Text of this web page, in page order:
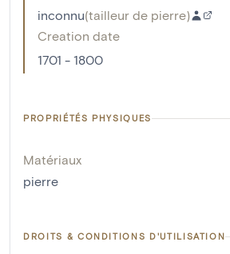
inconnu(tailleur de pierre)
Creation date
1701 - 1800
PROPRIÉTÉS PHYSIQUES
Matériaux
pierre
DROITS & CONDITIONS D'UTILISATION